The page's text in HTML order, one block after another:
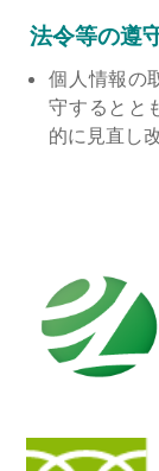
法令等の遵
個人情報の
守するとと
的に見直し